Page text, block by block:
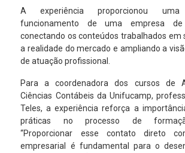
A experiência proporcionou
funcionamento de uma empresa
conectando os conteúdos trabalhados em
a realidade do mercado e ampliando a
de atuação profissional.
Para a coordenadora dos cursos de
Ciências Contábeis da Unifucamp,
Teles, a experiência reforça a
práticas no processo de
“Proporcionar esse contato direto
empresarial é fundamental para o